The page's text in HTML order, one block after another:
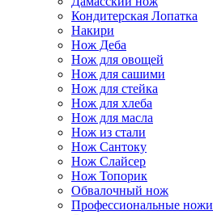
Кондитерская Лопатка
Накири
Нож Деба
Нож для овощей
Нож для сашими
Нож для стейка
Нож для хлеба
Нож для масла
Нож из стали
Нож Сантоку
Нож Слайсер
Нож Топорик
Обвалочный нож
Профессиональные ножи